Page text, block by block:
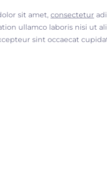
sit amet, consectetur
ullamco laboris nisi ut
sint occaecat